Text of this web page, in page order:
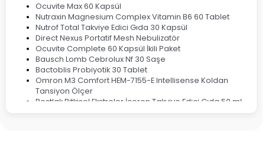
Ocuvite Max 60 Kapsül
Nutraxin Magnesium Complex Vitamin B6 60 Tablet
Nutrof Total Takviye Edici Gıda 30 Kapsül
Direct Nexus Portatif Mesh Nebulizatör
Ocuvite Complete 60 Kapsül İkili Paket
Bausch Lomb Cebrolux Nf 30 Saşe
Bactoblis Probiyotik 30 Tablet
Omron M3 Comfort HEM-7155-E Intellisense Koldan
Tansiyon Ölçer
Bestlak Bitkisel Ekstreler İçeren Takviye Edici Gıda 50 ml